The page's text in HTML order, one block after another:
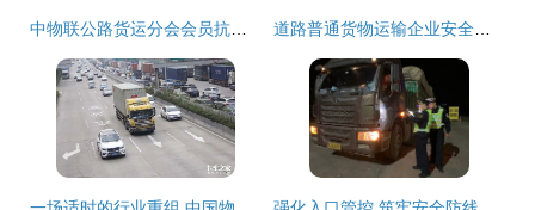
中物联公路货运分会会员抗疫一线快讯 2月3日集装箱道路运输纪实 道路普通货物运输企业安全生产标准化考评实施细则（含集装箱道路运输专项指南）